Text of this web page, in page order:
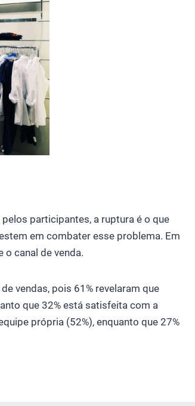
participantes, a ruptura é o que
em combater esse problema. Em
o canal de venda.
vendas, pois 61% revelaram que
que 32% está satisfeita com a
própria (52%), enquanto que 27%